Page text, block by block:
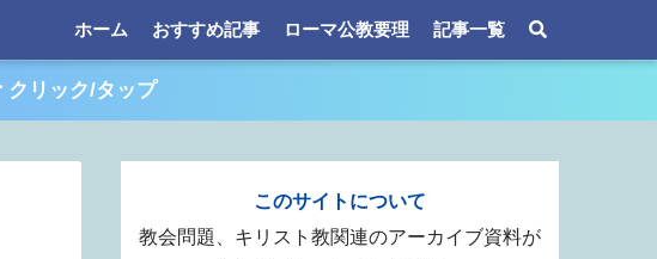
ホーム おすすめ記事 ローマ公教要理 記事一覧
クリック/タップ
このサイトについて
教会問題、キリスト教関連のアーカイブ資料が